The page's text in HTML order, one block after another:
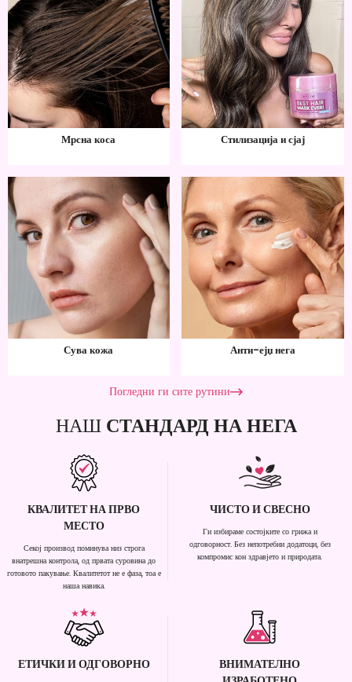
Мрсна коса Стилизација и сјај
Сува кожа Анти-ејџ нега
Погледни ги сите рутини
НАШ СТАНДАРД НА НЕГА
КВАЛИТЕТ НА ПРВО
МЕСТО
Секој производ поминува низ строга
внатрешна контрола, од првата суровина до
готовото пакување. Квалитетот не е фаза, тоа е
наша навика.
ЧИСТО И СВЕСНО
Ги избираме состојките со грижа и
одговорност. Без непотребни додатоци, без
компромис кон здравјето и природата.
ЕТИЧКИ И ОДГОВОРНО
ВНИМАТЕЛНО